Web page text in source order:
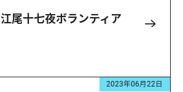
江尾十七夜ボランティア
2023年06月22日